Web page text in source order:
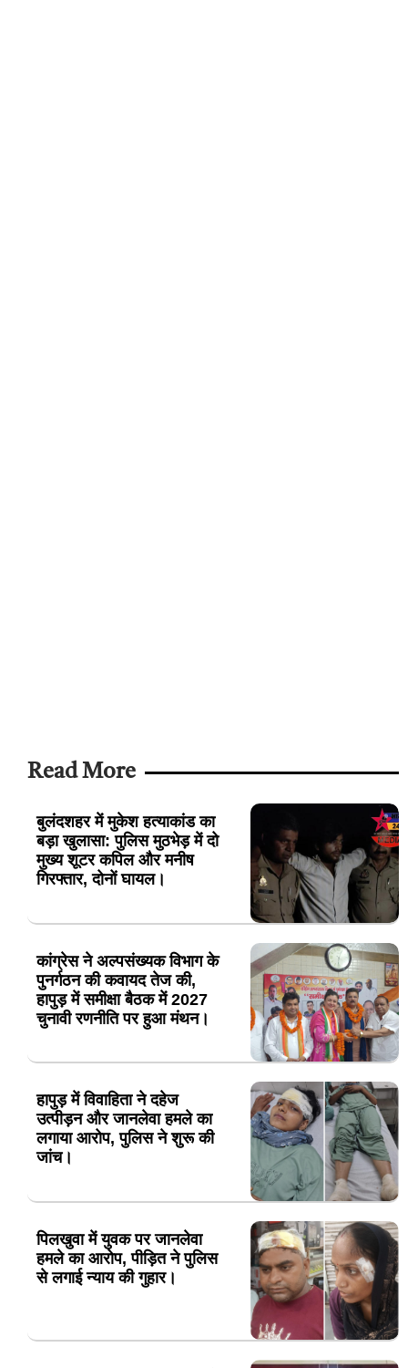
Read More
बुलंदशहर में मुकेश हत्याकांड का
बड़ा खुलासा: पुलिस मुठभेड़ में दो
मुख्य शूटर कपिल और मनीष
गिरफ्तार, दोनों घायल।
कांग्रेस ने अल्पसंख्यक विभाग के
पुनर्गठन की कवायद तेज की,
हापुड़ में समीक्षा बैठक में 2027
चुनावी रणनीति पर हुआ मंथन।
हापुड़ में विवाहिता ने दहेज
उत्पीड़न और जानलेवा हमले का
लगाया आरोप, पुलिस ने शुरू की
जांच।
पिलखुवा में युवक पर जानलेवा
हमले का आरोप, पीड़ित ने पुलिस
से लगाई न्याय की गुहार।